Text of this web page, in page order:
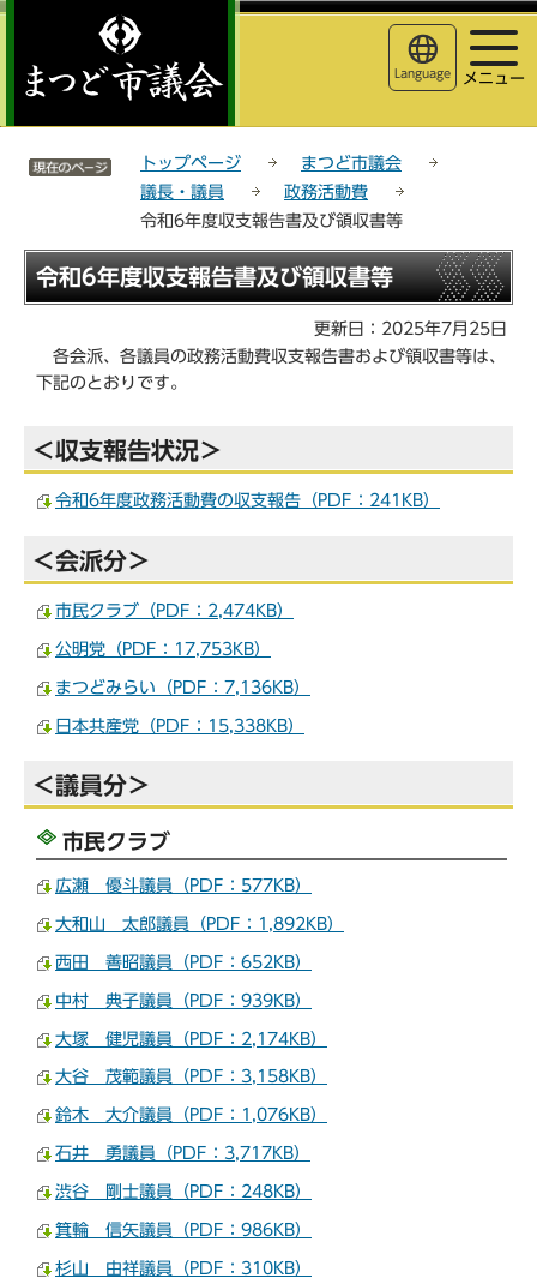
こ
サ
このページの本文へ移動
Language メニュー
サイトメニューここまで
トップページ
まつど市議会
議長・議員
政務活動費
令和6年度収支報告書及び領収書等
令和6年度収支報告書及び領収書等
更新日：2025年7月25日
各会派、各議員の政務活動費収支報告書および領収書等は、
下記のとおりです。
＜収支報告状況＞
令和6年度政務活動費の収支報告（PDF：241KB）
＜会派分＞
市民クラブ（PDF：2,474KB）
公明党（PDF：17,753KB）
まつどみらい（PDF：7,136KB）
日本共産党（PDF：15,338KB）
＜議員分＞
市民クラブ
広瀬 優斗議員（PDF：577KB）
大和山 太郎議員（PDF：1,892KB）
西田 善昭議員（PDF：652KB）
中村 典子議員（PDF：939KB）
大塚 健児議員（PDF：2,174KB）
大谷 茂範議員（PDF：3,158KB）
鈴木 大介議員（PDF：1,076KB）
石井 勇議員（PDF：3,717KB）
渋谷 剛士議員（PDF：248KB）
箕輪 信矢議員（PDF：986KB）
杉山 由祥議員（PDF：310KB）